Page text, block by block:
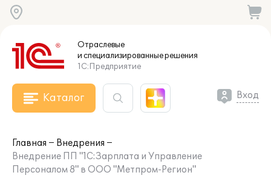
Отраслевые
и специализированныерешения
1С:Предприятие
Каталог Вход
Главная
Внедрения
Внедрение ПП "1С:Зарплата и Управление
Персоналом 8" в ООО "Метпром-Регион"